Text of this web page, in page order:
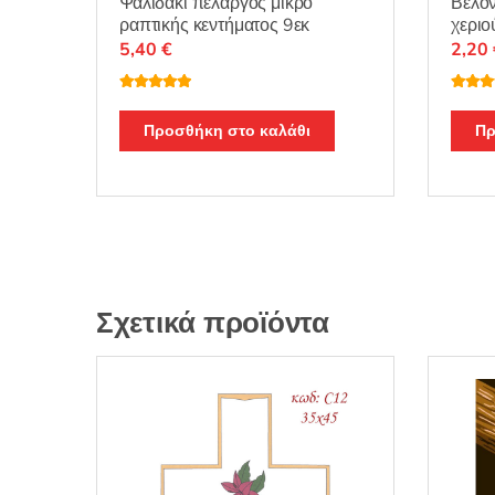
ραπτικής κεντήματος 9εκ
θηκε με5.00
από 5
5,40 €
Προσθήκη στο καλάθι
θηκε
από 5
2,20
Σχετικά προϊόντα